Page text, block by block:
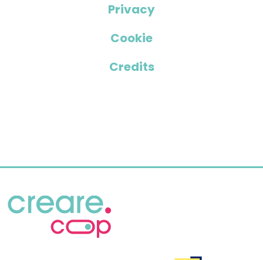
Privacy
Cookie
Credits